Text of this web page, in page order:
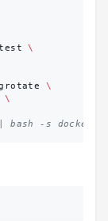
\
\
\
bash -s docker